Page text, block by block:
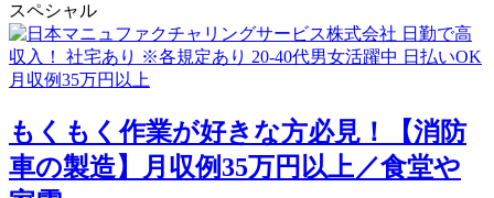
スペシャル
もくもく作業が好きな方必見！【消防
車の製造】月収例35万円以上／食堂や